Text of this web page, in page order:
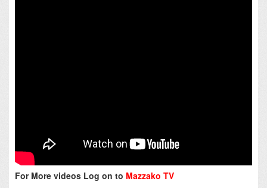
For More videos Log on to Mazzako TV